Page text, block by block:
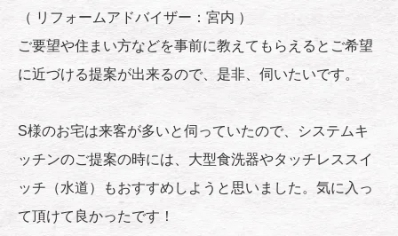
（ リフォームアドバイザー：宮内 ）
ご要望や住まい方などを事前に教えてもらえるとご希望
に近づける提案が出来るので、是非、伺いたいです。
S様のお宅は来客が多いと伺っていたので、システムキ
ッチンのご提案の時には、大型食洗器やタッチレススイ
ッチ（水道）もおすすめしようと思いました。気に入っ
て頂けて良かったです！